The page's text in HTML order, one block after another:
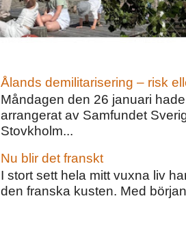
Ålands demilitarisering – risk
Måndagen den 26 januari
arrangerat av Samfundet
Stovkholm...
Nu blir det franskt
I stort sett hela mitt vuxna liv
den franska kusten. Med